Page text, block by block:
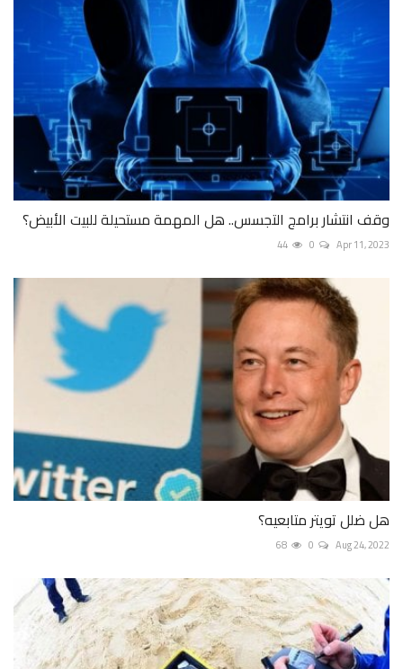
وقف انتشار برامج التجسس.. هل المهمة مستحيلة للبيت الأبيض؟
Apr 11, 2023
0
44
هل ضلل تويتر متابعيه؟
Aug 24, 2022
0
68